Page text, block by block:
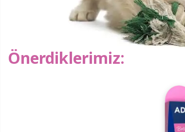
Önerdiklerimiz: